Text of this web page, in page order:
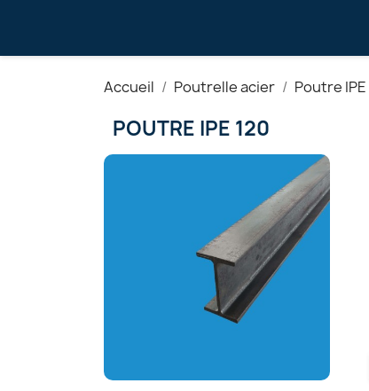
Accueil Poutrelle acier Poutre IPE
POUTRE IPE 120